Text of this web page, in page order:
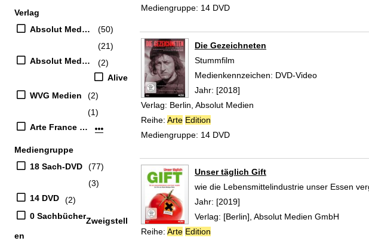
Verlag
Absolut Medien
(50)
Absolut Medien GmbH
(21)
Alive
(2)
WVG Medien (2)
Arte France Developpement
(1)
Mediengruppe
18 Sach-DVD
(77)
14 DVD
(3)
0 Sachbücher
(2)
Zweigstell
en
Mediengruppe: 14 DVD
Die Gezeichneten
Stummfilm
Suche nach diesem Verfasser
Medienkennzeichen: DVD-Video
Jahr: [2018]
Verlag: Berlin, Absolut Medien
Reihe: Arte Edition
Mediengruppe: 14 DVD
Unser täglich Gift
wie die Lebensmittelindustrie unser Essen
Suche nach diesem Verfasser
Jahr: [2019]
Verlag: [Berlin], Absolut Medien GmbH
Reihe: Arte Edition